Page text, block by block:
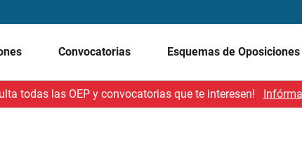
Convocatorias Esquemas de Oposiciones
todas las OEP y convocatorias que te interesen!